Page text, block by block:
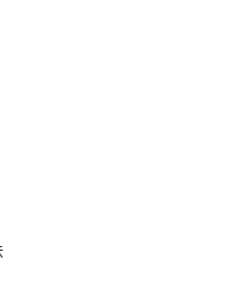
的支付方式。 讓您購物簡單
值。
帳。